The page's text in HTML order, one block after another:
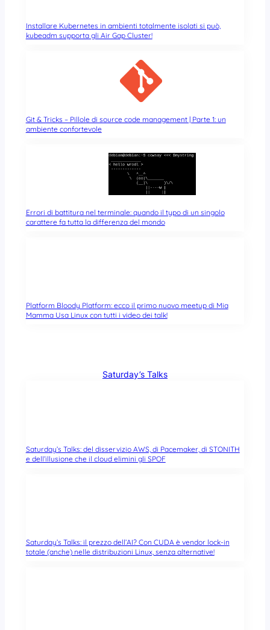
Installare Kubernetes in ambienti totalmente isolati si può,
kubeadm supporta gli Air Gap Cluster!
Git & Tricks – Pillole di source code management | Parte 1: un
ambiente confortevole
Errori di battitura nel terminale: quando il typo di un singolo
carattere fa tutta la differenza del mondo
Platform Bloody Platform: ecco il primo nuovo meetup di Mia
Mamma Usa Linux con tutti i video dei talk!
Saturday’s Talks
Saturday’s Talks: del disservizio AWS, di Pacemaker, di STONITH
e dell’illusione che il cloud elimini gli SPOF
Saturday’s Talks: il prezzo dell’AI? Con CUDA è vendor lock-in
totale (anche) nelle distribuzioni Linux, senza alternative!